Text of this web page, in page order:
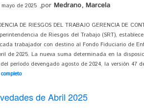
de 2025 ,por Medrano, Marcela
DE RIESGOS DEL TRABAJO GERENCIA DE
de Riesgos del Trabajo (SRT),
trabajador con destino al Fondo Fiduciario de
de 2025. La nueva suma determinada en la
período devengado agosto de 2024, la versión 47
de Abril 2025